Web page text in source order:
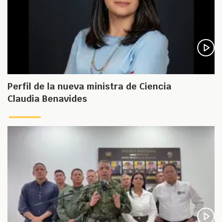
Perfil de la nueva ministra de Ciencia
Claudia Benavides